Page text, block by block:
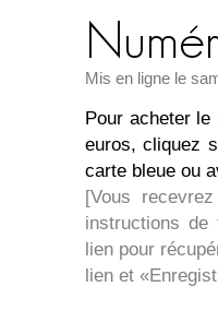
Mis en ligne le
Pour acheter le
euros, cliquez
carte bleue ou
[Vous
instructions de
lien pour
lien et